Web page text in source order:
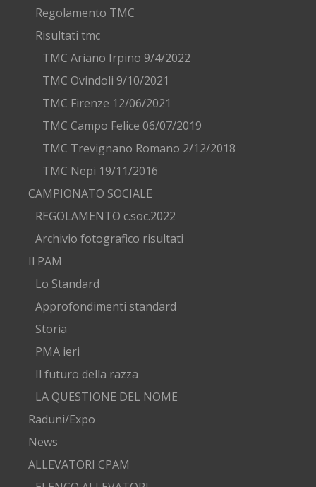
Regolamento TMC
Risultati tmc
TMC Ariano Irpino 9/4/2022
TMC Ovindoli 9/10/2021
TMC Firenze 12/06/2021
TMC Campo Felice 06/07/2019
TMC Trevignano Romano 2/12/2018
TMC Nepi 19/11/2016
CAMPIONATO SOCIALE
REGOLAMENTO c.soc.2022
Archivio fotografico risultati
Il PAM
Lo Standard
Approfondimenti standard
Storia
PMA ieri
Il futuro della razza
LA QUESTIONE DEL NOME
Raduni/Expo
News
ALLEVATORI CPAM